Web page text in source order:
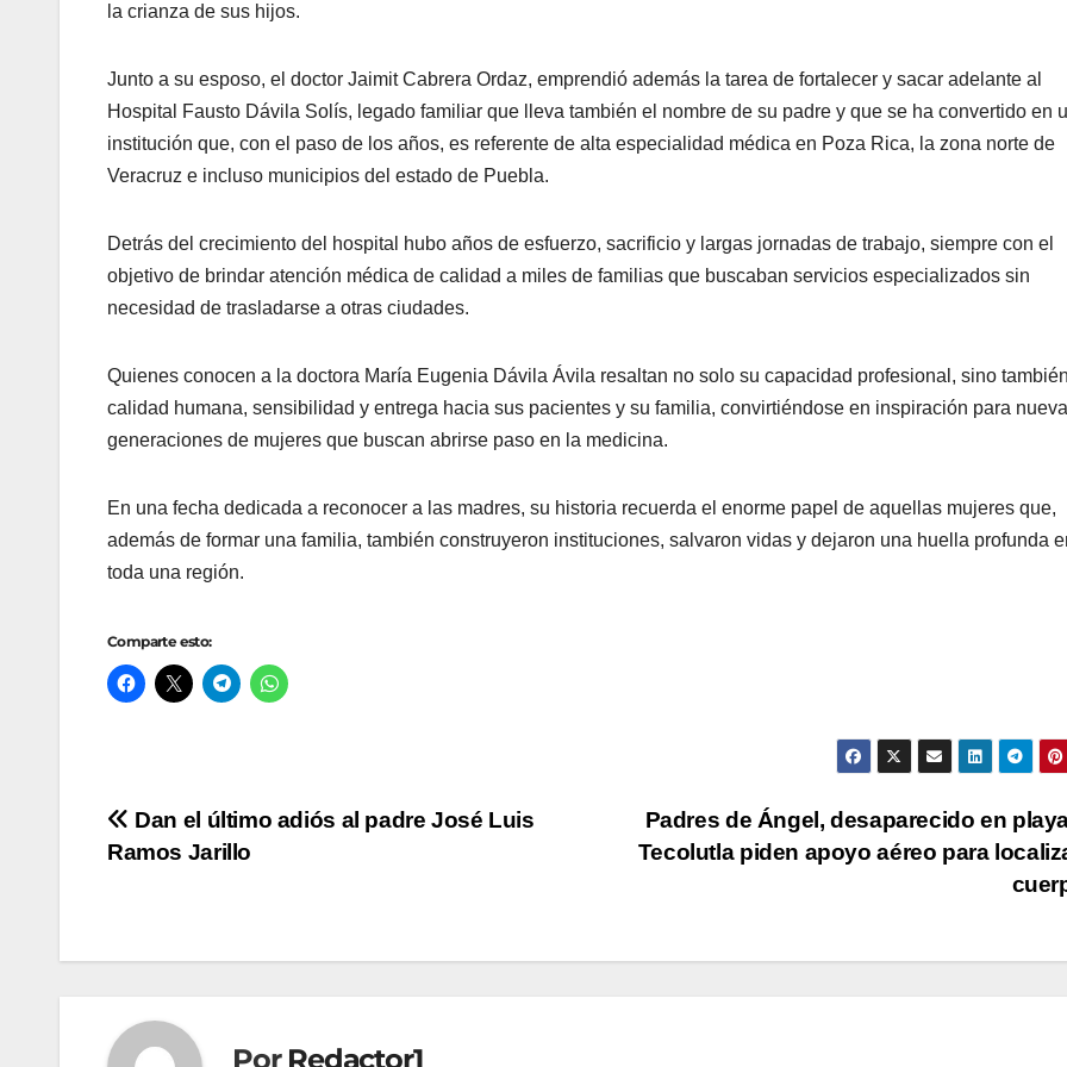
la crianza de sus hijos.
Junto a su esposo, el doctor Jaimit Cabrera Ordaz, emprendió además la tarea de fortalecer y sacar adelante al
Hospital Fausto Dávila Solís, legado familiar que lleva también el nombre de su padre y que se ha convertido en
institución que, con el paso de los años, es referente de alta especialidad médica en Poza Rica, la zona norte de
Veracruz e incluso municipios del estado de Puebla.
Detrás del crecimiento del hospital hubo años de esfuerzo, sacrificio y largas jornadas de trabajo, siempre con el
objetivo de brindar atención médica de calidad a miles de familias que buscaban servicios especializados sin
necesidad de trasladarse a otras ciudades.
Quienes conocen a la doctora María Eugenia Dávila Ávila resaltan no solo su capacidad profesional, sino
calidad humana, sensibilidad y entrega hacia sus pacientes y su familia, convirtiéndose en inspiración para
generaciones de mujeres que buscan abrirse paso en la medicina.
En una fecha dedicada a reconocer a las madres, su historia recuerda el enorme papel de aquellas mujeres que,
además de formar una familia, también construyeron instituciones, salvaron vidas y dejaron una huella profunda
toda una región.
Comparte esto:
Navegación
Padres de Ángel, desaparecido en
Tecolutla piden apoyo aéreo para
Dan el último adiós al padre José Luis
Ramos Jarillo
Por Redactor1